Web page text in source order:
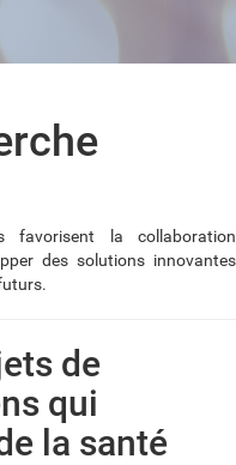
favorisent la collaboration
des solutions innovantes
de
qui
la santé